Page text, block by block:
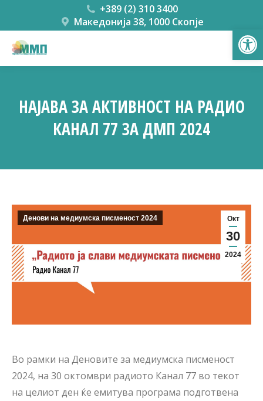
+389 (2) 310 3400
Македонија 38, 1000 Скопје
НАЈАВА ЗА АКТИВНОСТ НА РАДИО
КАНАЛ 77 ЗА ДМП 2024
Окт
30
2024
Денови на медиумска писменост 2024
Во рамки на Деновите за медиумска писменост
2024, на 30 октомври радиото Канал 77 во текот
на целиот ден ќе емитува програма подготвена